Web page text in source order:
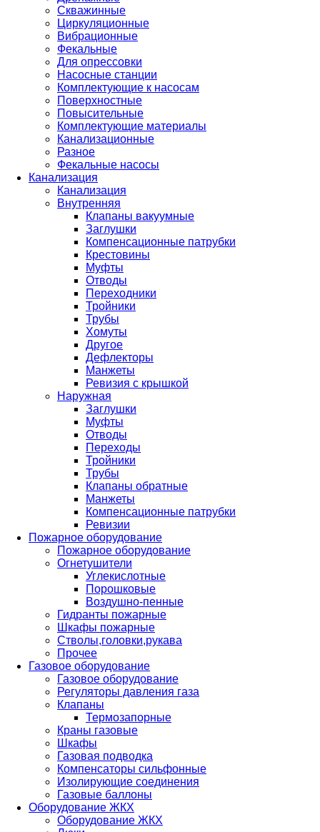
Скважинные
Циркуляционные
Вибрационные
Фекальные
Для опрессовки
Насосные станции
Комплектующие к насосам
Поверхностные
Повысительные
Комплектующие материалы
Канализационные
Разное
Фекальные насосы
Канализация
Канализация
Внутренняя
Клапаны вакуумные
Заглушки
Компенсационные патрубки
Крестовины
Муфты
Отводы
Переходники
Тройники
Трубы
Хомуты
Другое
Дефлекторы
Манжеты
Ревизия с крышкой
Наружная
Заглушки
Муфты
Отводы
Переходы
Тройники
Трубы
Клапаны обратные
Манжеты
Компенсационные патрубки
Ревизии
Пожарное оборудование
Пожарное оборудование
Огнетушители
Углекислотные
Порошковые
Воздушно-пенные
Гидранты пожарные
Шкафы пожарные
Стволы,головки,рукава
Прочее
Газовое оборудование
Газовое оборудование
Регуляторы давления газа
Клапаны
Термозапорные
Краны газовые
Шкафы
Газовая подводка
Компенсаторы сильфонные
Изолирующие соединения
Газовые баллоны
Оборудование ЖКХ
Оборудование ЖКХ